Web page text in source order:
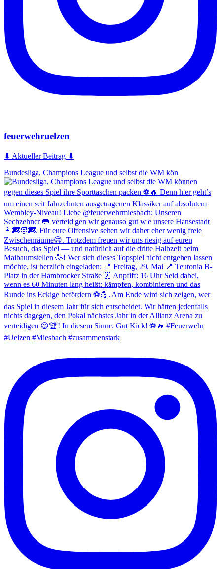
feuerwehruelzen
⬇ Aktueller Beitrag ⬇
Bundesliga, Champions League und selbst die WM kön